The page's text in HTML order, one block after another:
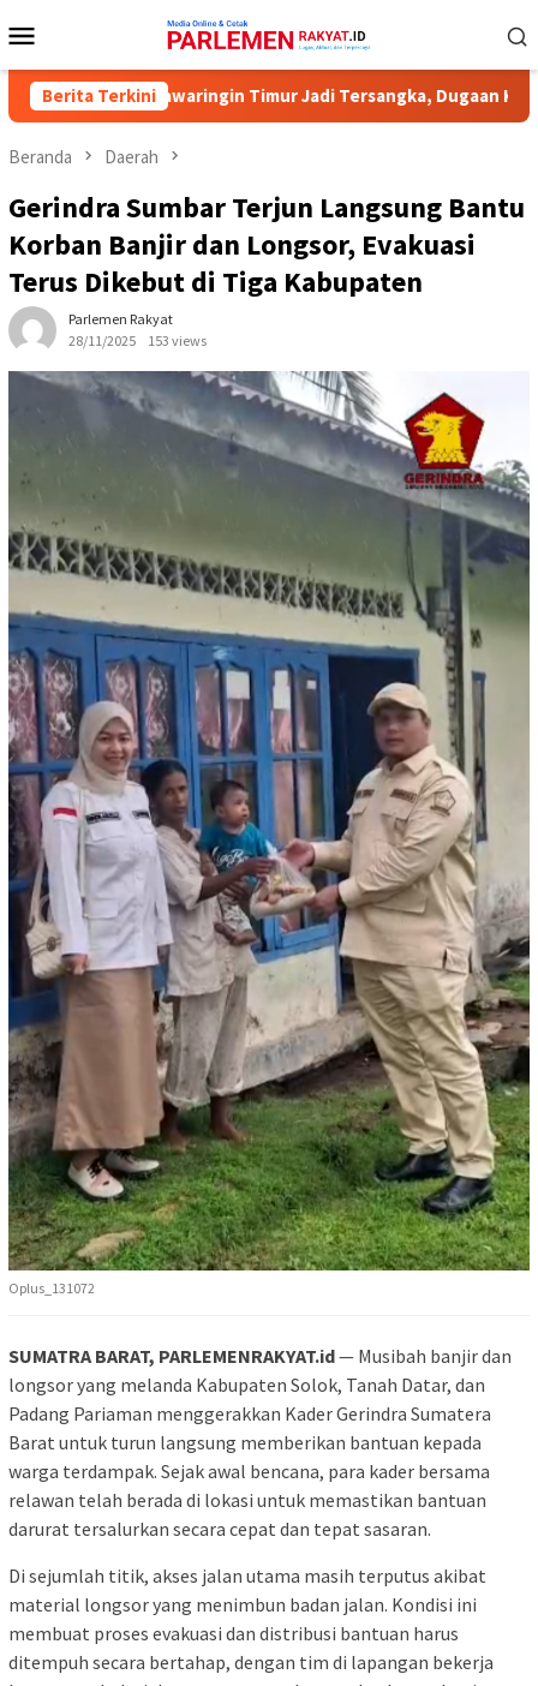
ke
Mobile
Berita Terkini
Kotawaringin Timur Jadi Tersangka, Dugaan Korupsi Dana
Beranda Daerah
Gerindra Sumbar Terjun Langsung Bantu
Korban Banjir dan Longsor, Evakuasi
Terus Dikebut di Tiga Kabupaten
Parlemen Rakyat
28/11/2025
153 views
Oplus_131072
SUMATRA BARAT, PARLEMENRAKYAT.id— Musibah banjir dan
longsor yang melanda Kabupaten Solok, Tanah Datar, dan
Padang Pariaman menggerakkan Kader Gerindra Sumatera
Barat untuk turun langsung memberikan bantuan kepada
warga terdampak. Sejak awal bencana, para kader bersama
relawan telah berada di lokasi untuk memastikan bantuan
darurat tersalurkan secara cepat dan tepat sasaran.
Di sejumlah titik, akses jalan utama masih terputus akibat
material longsor yang menimbun badan jalan. Kondisi ini
membuat proses evakuasi dan distribusi bantuan harus
ditempuh secara bertahap, dengan tim di lapangan bekerja